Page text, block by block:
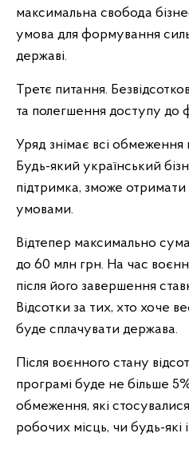
максимальна свобода
умова для формування
державі.
Третє питання.
та полегшення доступу до
Уряд знімає всі обмеження
Будь-який український
підтримка, зможе отримати
умовами.
Відтепер максимально
до 60 млн грн. На час
після його завершення
Відсотки за тих, хто хоче
буде сплачувати держава.
Після воєнного стану
програмі буде не більше
обмеження, які
робочих місць, чи будь-які